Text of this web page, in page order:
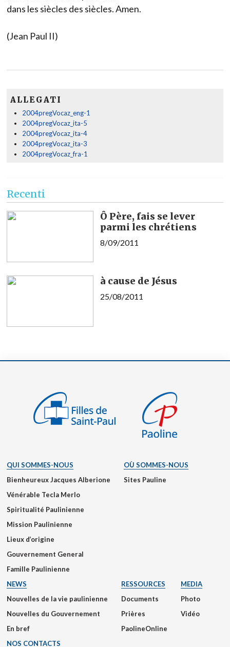
dans les siècles des siècles. Amen.
(Jean Paul II)
ALLEGATI
2004pregVocaz_eng-1
2004pregVocaz_ita-5
2004pregVocaz_ita-4
2004pregVocaz_ita-3
2004pregVocaz_fra-1
Recenti
Ô Père, fais se lever
parmi les chrétiens
8/09/2011
à cause de Jésus
25/08/2011
QUI SOMMES-NOUS
Bienheureux Jacques Alberione
Vénérable Tecla Merlo
Spiritualité Paulinienne
Mission Paulinienne
Lieux d’origine
Gouvernement General
Famille Paulinienne
OÙ SOMMES-NOUS
Sites Pauline
NEWS
Nouvelles de la vie paulinienne
Nouvelles du Gouvernement
En bref
RESSOURCES
Documents
Prières
PaolineOnline
MEDIA
Photo
Vidéo
NOS CONTACTS